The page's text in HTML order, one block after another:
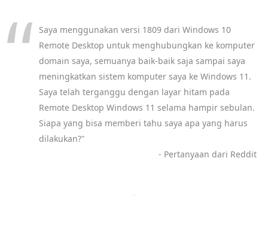
Saya menggunakan versi 1809 dari Windows 10
Remote Desktop untuk menghubungkan ke komputer
domain saya, semuanya baik-baik saja sampai saya
meningkatkan sistem komputer saya ke Windows 11.
Saya telah terganggu dengan layar hitam pada
Remote Desktop Windows 11 selama hampir sebulan.
Siapa yang bisa memberi tahu saya apa yang harus
dilakukan?"
- Pertanyaan dari Reddit